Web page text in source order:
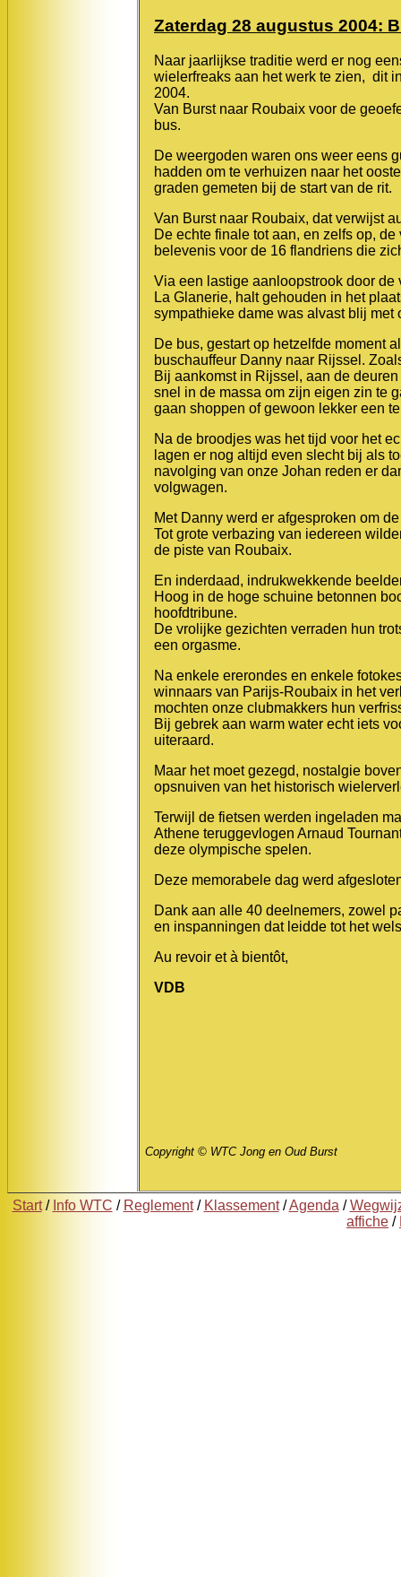
Zaterdag 28 augustus 2004:
Naar jaarlijkse traditie werd er nog
wielerfreaks aan het werk te zien, dit
2004.
Van Burst naar Roubaix voor de
bus.
De weergoden waren ons weer eens
hadden om te verhuizen naar het
graden gemeten bij de start van de rit.
Van Burst naar Roubaix, dat verwijst
De echte finale tot aan, en zelfs op,
belevenis voor de 16 flandriens die
Via een lastige aanloopstrook door
La Glanerie, halt gehouden in het
sympathieke dame was alvast blij
De bus, gestart op hetzelfde moment
buschauffeur Danny naar Rijssel.
Bij aankomst in Rijssel, aan de
snel in de massa om zijn eigen zin te
gaan shoppen of gewoon lekker een
Na de broodjes was het tijd voor het
lagen er nog altijd even slecht bij als
navolging van onze Johan reden er
volgwagen.
Met Danny werd er afgesproken om
Tot grote verbazing van iedereen
de piste van Roubaix.
En inderdaad, indrukwekkende
Hoog in de hoge schuine betonnen
hoofdtribune.
De vrolijke gezichten verraden hun
een orgasme.
Na enkele ererondes en enkele
winnaars van Parijs-Roubaix in het
mochten onze clubmakkers hun
Bij gebrek aan warm water echt iets
uiteraard.
Maar het moet gezegd, nostalgie
opsnuiven van het historisch
Terwijl de fietsen werden ingeladen
Athene teruggevlogen Arnaud
deze olympische spelen.
Deze memorabele dag werd
Dank aan alle 40 deelnemers, zowel
en inspanningen dat leidde tot het
Au revoir et à bientôt,
VDB
Copyright © WTC Jong en Oud Burst
Start/ Info WTC / Reglement/ Klassement/Agenda /
affiche /